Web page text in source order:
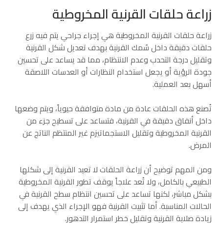
زراعة حلقات القرنية المخروطية
زراعة حلقات القرنية المخروطية هي إجراء جراحي يتم فيه زرع
حلقات دقيقة داخل سُمك القرنية بهدف تعديل شكل القرنية
وتقليل درجة التحدب وعدم الانتظام، مما قد يساعد على تحسين
جودة الرؤية أو يجعل استخدام النظارات أو العدسات اللاصقة
أسهل بعد العملية.
تُصنع هذه الحلقات عادة من مادة متوافقة حيوياً، ويتم وضعها
داخل أنفاق دقيقة في القرنية، فتساعد على تسطيح جزء من
القرنية المخروطية وتقليل الاستجماتيزم غير المنتظم الناتج عن
المرض.
ومن المهم توضيح أن زراعة الحلقات لا تعيد القرنية إلى شكلها
الطبيعي بالكامل، ولا تُعد علاجاً يوقف تطور القرنية المخروطية
بشكل مباشر، لكنها تساعد على تحسين انتظام سطح القرنية في
الحالات المناسبة. أما تثبيت القرنية فهو الإجراء الذي يهدف إلى
زيادة صلابة القرنية وتقليل خطر استمرار التدهور.